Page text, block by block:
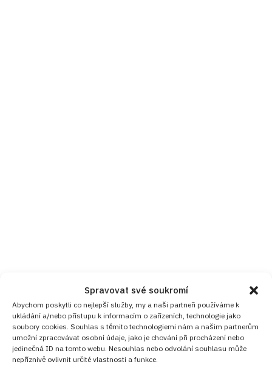
Spravovat své soukromí
Abychom poskytli co nejlepší služby, my a naši partneři používáme k
ukládání a/nebo přístupu k informacím o zařízeních, technologie jako
soubory cookies. Souhlas s těmito technologiemi nám a našim partnerům
umožní zpracovávat osobní údaje, jako je chování při procházení nebo
jedinečná ID na tomto webu. Nesouhlas nebo odvolání souhlasu může
nepříznivě ovlivnit určité vlastnosti a funkce.